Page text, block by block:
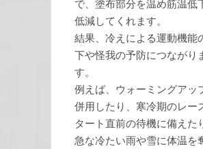
で、塗布部分を温め筋温低
低減してくれます。
結果、冷えによる運動機能
下や怪我の予防につながり
す。
例えば、ウォーミングアッ
併用したり、寒冷期のレー
タート直前の待機に備えた
急な冷たい雨や雪に体温を